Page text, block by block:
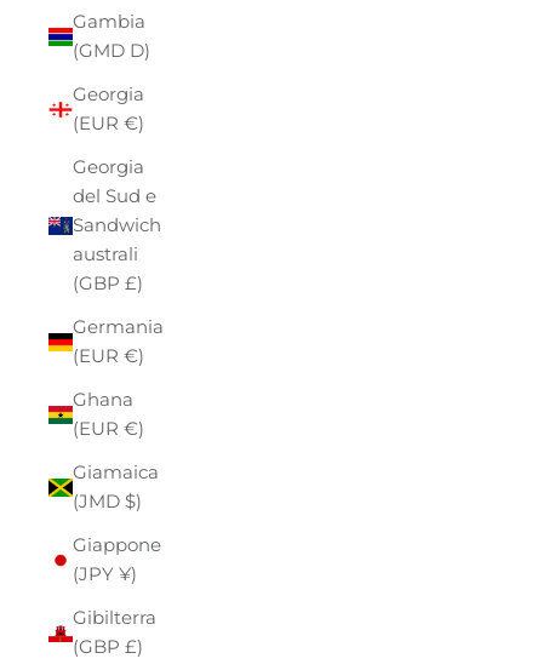
Gambia
(GMD D)
Georgia
(EUR €)
Georgia
del Sud e
Sandwich
australi
(GBP £)
Germania
(EUR €)
Ghana
(EUR €)
Giamaica
(JMD $)
Giappone
(JPY ¥)
Gibilterra
(GBP £)